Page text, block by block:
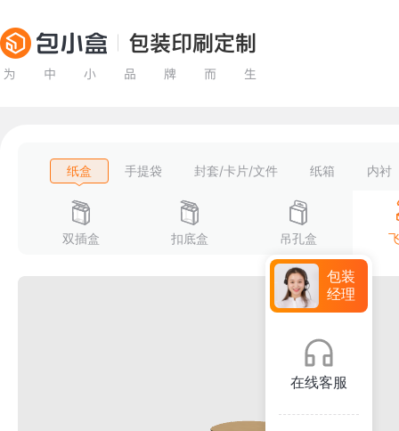
纸盒 手提袋 封套/卡片/文件 纸箱 内衬
双插盒 扣底盒 吊孔盒
包装
经理
在线客服